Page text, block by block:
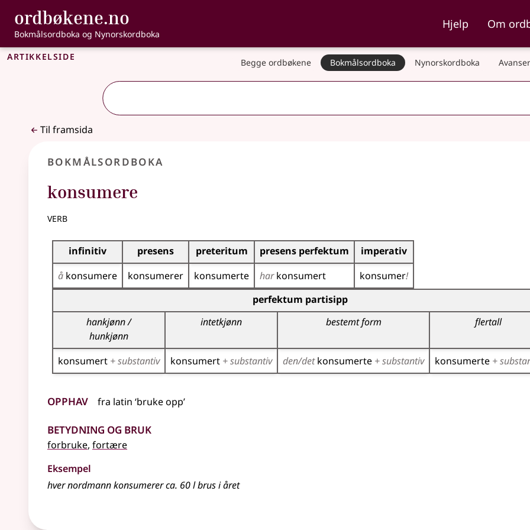
Gå til hovudinnhald
Tilgjenge
ordbøkene.no , Bokmålsordboka og Nynorskordboka
Bokmålsordboka og Nynorskordboka
Hjelp Om
Artikkelside Begge ordbøkene Bokmålsordboka Nynorskordboka
Til framsida
Bokmålsordboka
konsumere
verb
Bøyingstabell for dette verbet
infinitiv presens preteritum presens perfektum
imperativ
å konsumere konsumerer konsumerte harkonsumert konsumer!
Bøyingstabell for dette verbet (partisippformer)perfektum partisipp
hankjønn /
hunkjønn
intetkjønn bestemt form flertall
konsumert + substantiv konsumert + substantiv den/detkonsumerte + substantiv konsumerte +
Opphav fra latin ‘bruke opp’
Betydning og bruk
forbruke, fortære
Eksempel
hver nordmannkonsumererca. 60 l brus i året